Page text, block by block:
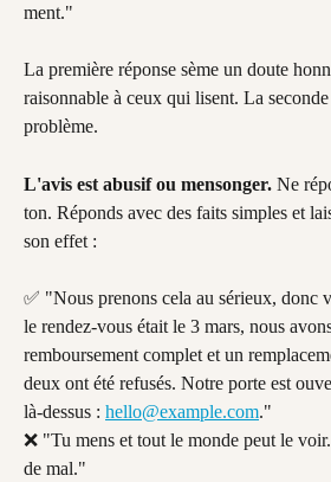
ment."
La première réponse sème un doute
raisonnable à ceux qui lisent. La
problème.
L'avis est abusif ou mensonger. Ne
ton. Réponds avec des faits simples et
son effet :
✅ "Nous prenons cela au sérieux, donc
le rendez-vous était le 3 mars, nous
remboursement complet et un
deux ont été refusés. Notre porte est
là-dessus : hello@example.com."
❌ "Tu mens et tout le monde peut le
de mal."